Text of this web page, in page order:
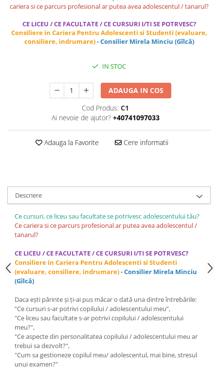
Management
Managementul Schimbarii si
Adaptarii
Negociere (Achizitie / Vanzari /
OPERATIUNI AERIENE MILITARE SI
OPERATIUNI MARITIME MILITARE SI
OPERATIUNI SPATIALE MILITARE SI
CIVILE
OPERATIUNI TERESTRE MILITARE SI
Rezolvare de Probleme
Rezolvarea Conflictelor /
Servicii & Relationarea cu Clientii
Teambuilding
Time Management / Planificare /
Organizare
cariera si ce parcurs profesional ar putea avea adolescentul / tanarul?
CE LICEU / CE FACULTATE / CE CURSURI I/TI SE POTRVESC?
Consiliere in Cariera Pentru Adolescenti si Studenti (evaluare,
consiliere, indrumare)- Consilier Mirela Minciu (Gîlcă)
IN STOC
ADAUGA IN COS
Cod Produs: C1
Ai nevoie de ajutor? +40741097033
Adauga la Favorite Cere informatii
Descriere
Ce cursuri, ce liceu sau facultate se potrivesc adolescentului tău?
Ce cariera si ce parcurs profesional ar putea avea adolescentul /
tanarul?
CE LICEU / CE FACULTATE / CE CURSURI I/TI SE POTRVESC?
Consiliere in Cariera Pentru Adolescenti si Studenti
(evaluare, consiliere, indrumare)- Consilier Mirela Minciu
(Gîlcă)
Daca ești părinte și ți-ai pus măcar o dată una dintre întrebările:
”Ce cursuri s-ar potrivi copilului / adolescentului meu”,
"Ce liceu sau facultate s-ar potrivi copilului / adolescentului
meu?",
"Ce aspecte din personalitatea copilului / adolescentului meu ar
trebui sa dezvolt?",
"Cum sa gestioneze copilul meu/ adolescentul, mai bine, stresul
unui examen?"